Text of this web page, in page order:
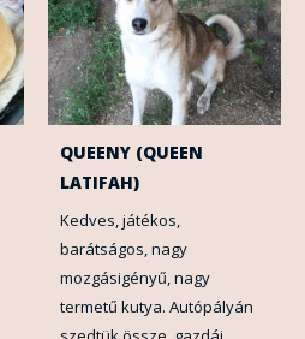
QUEENY (QUEEN
LATIFAH)
Kedves, játékos,
barátságos, nagy
mozgásigényű, nagy
termetű kutya. Autópályán